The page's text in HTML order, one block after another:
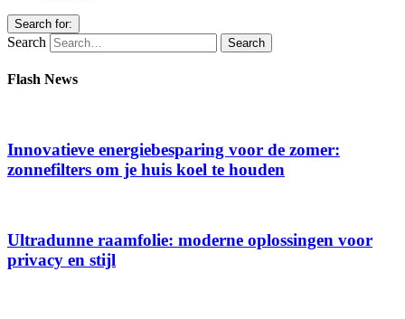
Search for:
Search
Flash News
Innovatieve energiebesparing voor de zomer:
zonnefilters om je huis koel te houden
Ultradunne raamfolie: moderne oplossingen voor
privacy en stijl